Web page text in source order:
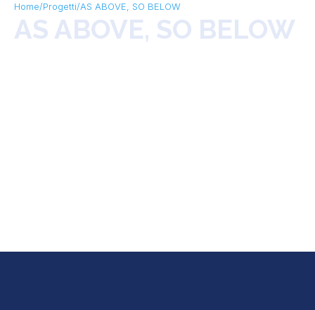
Home/Progetti/AS ABOVE, SO BELOW
AS ABOVE, SO BELOW